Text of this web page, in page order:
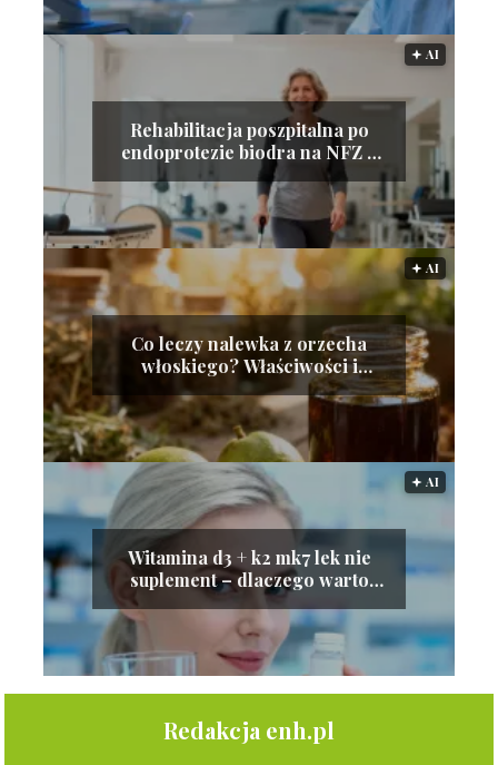
🟅 AI
Rehabilitacja poszpitalna po
endoprotezie biodra na NFZ –
poradnik
🟅 AI
Co leczy nalewka z orzecha
włoskiego? Właściwości i
zastosowanie
🟅 AI
Witamina d3 + k2 mk7 lek nie
suplement – dlaczego warto
wybrać?
Redakcja enh.pl